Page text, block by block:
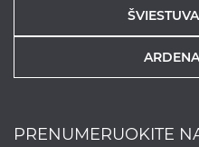
PRENUMERUOKITE